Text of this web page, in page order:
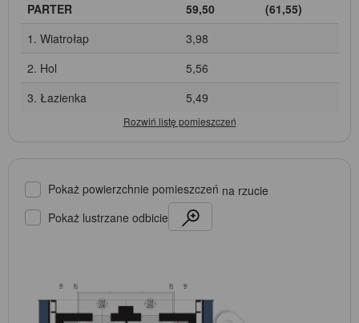
PARTER
59,50
(61,55)
1. Wiatrołap
3,98
2. Hol
5,56
3. Łazienka
5,49
Pokaż powierzchnie pomieszczeń na rzucie
Pokaż lustrzane odbicie